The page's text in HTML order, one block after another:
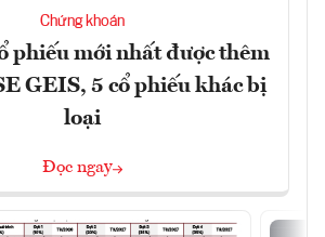
Chứng khoán
phiếu mới nhất được thêm
GEIS, 5 cổ phiếu khác bị
loại
Đọc ngay